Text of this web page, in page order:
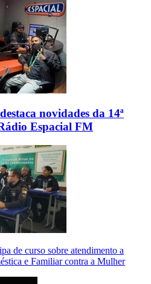
novidades da 14ª
Espacial FM
de curso sobre atendimento a
e Familiar contra a Mulher